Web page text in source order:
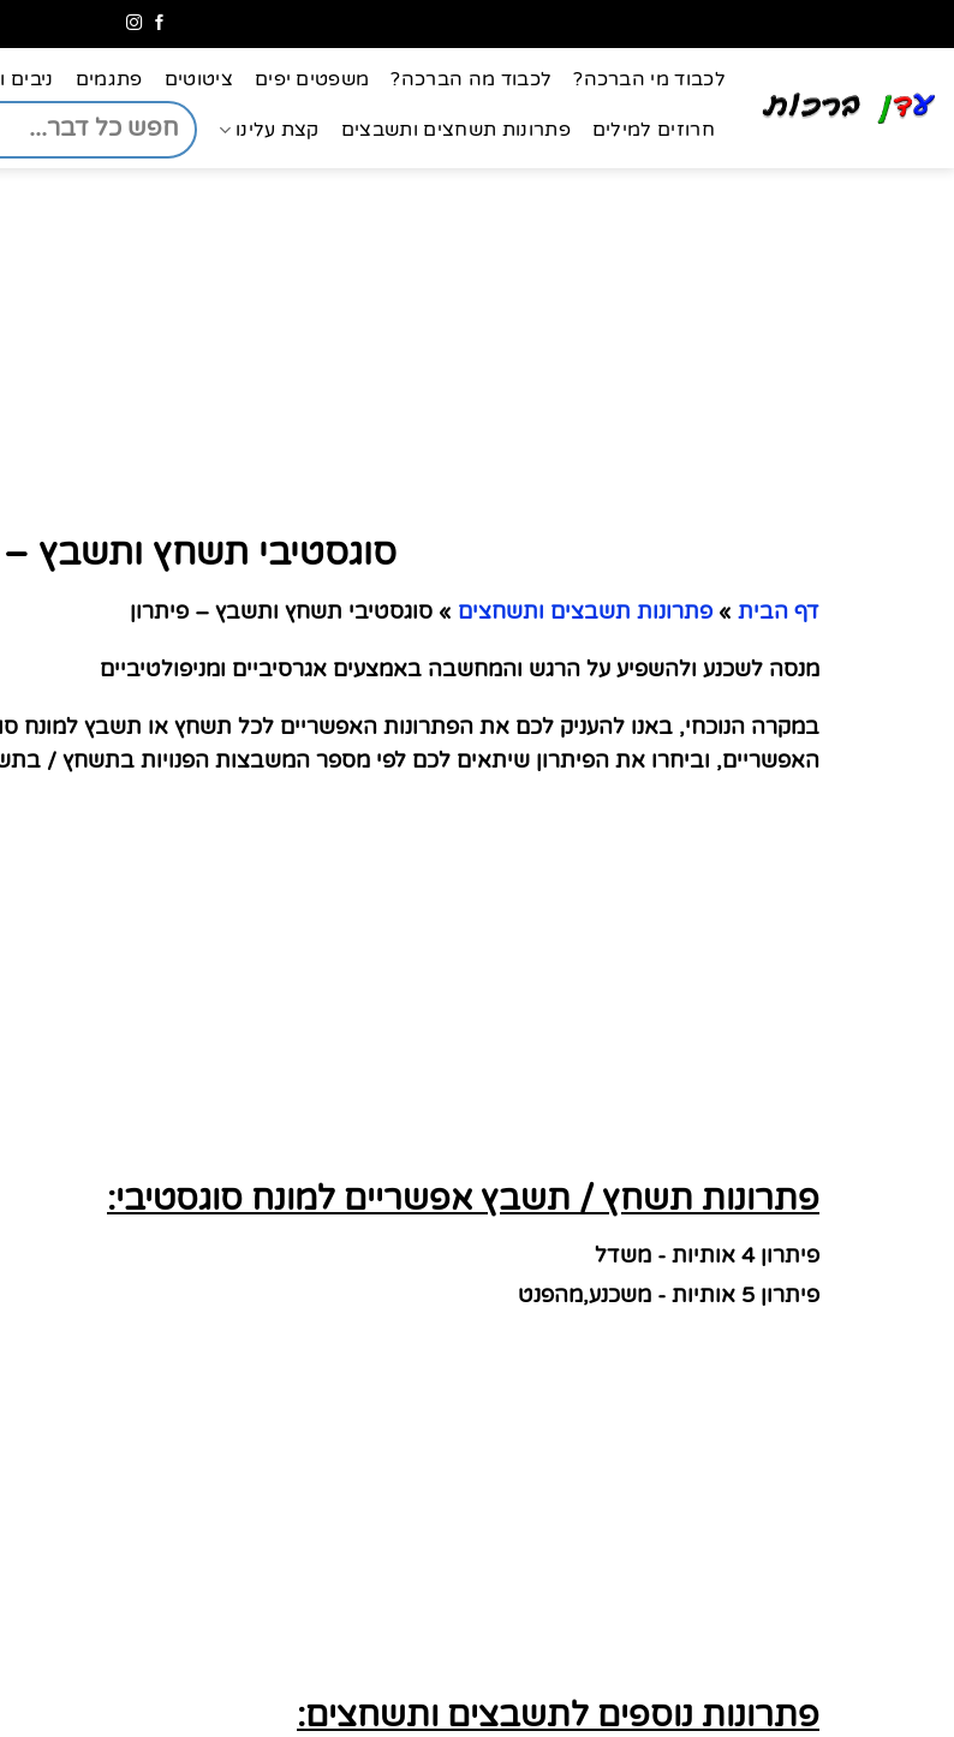
לכבוד מי הברכה? לכבוד מה הברכה? משפטים יפים ציטוטים פתגמים ניבים
חרוזים למילים פתרונות תשחצים ותשבצים קצת עלינו
סוגסטיבי תשחץ ותשבץ –
דף הבית » פתרונות תשבצים ותשחצים » סוגסטיבי תשחץ ותשבץ – פיתרון
מנסה לשכנע ולהשפיע על הרגש והמחשבה באמצעים אגרסיביים ומניפולטיביים
במקרה הנוכחי, באנו להעניק לכם את הפתרונות האפשריים לכל תשחץ או תשבץ למונח
האפשריים, וביחרו את הפיתרון שיתאים לכם לפי מספר המשבצות הפנויות בתשחץ /
פתרונות תשחץ / תשבץ אפשריים למונח סוגסטיבי:
פיתרון 4 אותיות - משדל
פיתרון 5 אותיות - משכנע,מהפנט
פתרונות נוספים לתשבצים ותשחצים: